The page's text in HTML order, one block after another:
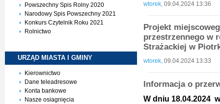
Powszechny Spis Rolny 2020
Narodowy Spis Powszechny 2021
Konkurs Czytelnik Roku 2021
Rolnictwo
URZĄD MIASTA I GMINY
Kierownictwo
Dane teleadresowe
Konta bankowe
Nasze osiagnięcia
wtorek, 09.04.2024 13:36
Projekt
przestrzennego w
Strażackiej w
wtorek, 09.04.2024 13:33
Informacja o
W dniu 18.04.2024